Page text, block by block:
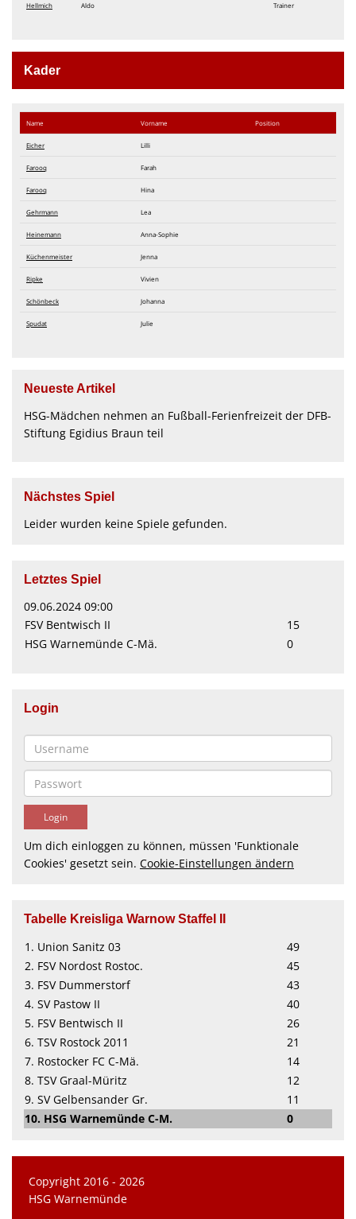
Hellmich Aldo Trainer
Kader
Name Vorname Position
Eicher Lilli
Farooq Farah
Farooq Hina
Gehrmann Lea
Heinemann Anna-Sophie
Küchenmeister Jenna
Ripke Vivien
Schönbeck Johanna
Spudat Julie
Neueste Artikel
HSG-Mädchen nehmen an Fußball-Ferienfreizeit der DFB-
Stiftung Egidius Braun teil
Nächstes Spiel
Leider wurden keine Spiele gefunden.
Letztes Spiel
09.06.2024 09:00
FSV Bentwisch II
15
HSG Warnemünde C-Mä.
0
Login
Um dich einloggen zu können, müssen 'Funktionale
Cookies' gesetzt sein. Cookie-Einstellungen ändern
Tabelle Kreisliga Warnow Staffel II
1. Union Sanitz 03
49
2. FSV Nordost Rostoc.
45
3. FSV Dummerstorf
43
4. SV Pastow II
40
5. FSV Bentwisch II
26
6. TSV Rostock 2011
21
7. Rostocker FC C-Mä.
14
8. TSV Graal-Müritz
12
9. SV Gelbensander Gr.
11
10. HSG Warnemünde C-M.
0
Copyright 2016 - 2026
HSG Warnemünde